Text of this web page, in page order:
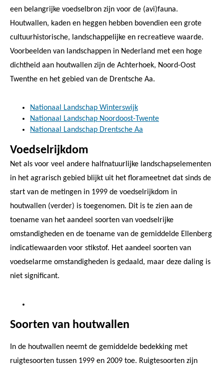
een belangrijke voedselbron zijn voor de (avi)fauna.
Houtwallen, kaden en heggen hebben bovendien een grote
cultuurhistorische, landschappelijke en recreatieve waarde.
Voorbeelden van landschappen in Nederland met een hoge
dichtheid aan houtwallen zijn de Achterhoek, Noord-Oost
Twenthe en het gebied van de Drentsche Aa.
Nationaal Landschap Winterswijk
Nationaal Landschap Noordoost-Twente
Nationaal Landschap Drentsche Aa
Voedselrijkdom
Net als voor veel andere halfnatuurlijke landschapselementen
in het agrarisch gebied blijkt uit het florameetnet dat sinds de
start van de metingen in 1999 de voedselrijkdom in
houtwallen (verder) is toegenomen. Dit is te zien aan de
toename van het aandeel soorten van voedselrijke
omstandigheden en de toename van de gemiddelde Ellenberg
indicatiewaarden voor stikstof. Het aandeel soorten van
voedselarme omstandigheden is gedaald, maar deze daling is
niet significant.
Soorten van houtwallen
In de houtwallen neemt de gemiddelde bedekking met
ruigtesoorten tussen 1999 en 2009 toe. Ruigtesoorten zijn